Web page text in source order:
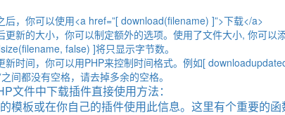
a method with a primitive return type (int)
后，你可以使用<a href=”[ download(filename) ]”>下载</a>
更新的大小，你可以制定额外的选项。使用了文件大小, 你可
false) ]将只显示字节数。
新时间，你可以用PHP来控制时间格式。例如[
间都没有空格，请去掉多余的空格。
文件中下载插件直接使用方法：
模板或在你自己的插件使用此信息。这里有个重要的函